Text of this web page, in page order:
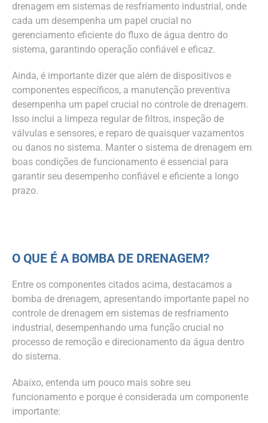
drenagem em sistemas de resfriamento industrial, onde
cada um desempenha um papel crucial no
gerenciamento eficiente do fluxo de água dentro do
sistema, garantindo operação confiável e eficaz.
Ainda, é importante dizer que além de dispositivos e
componentes específicos, a manutenção preventiva
desempenha um papel crucial no controle de drenagem.
Isso inclui a limpeza regular de filtros, inspeção de
válvulas e sensores, e reparo de quaisquer vazamentos
ou danos no sistema. Manter o sistema de drenagem em
boas condições de funcionamento é essencial para
garantir seu desempenho confiável e eficiente a longo
prazo.
O QUE É A BOMBA DE DRENAGEM?
Entre os componentes citados acima, destacamos a
bomba de drenagem, apresentando importante papel no
controle de drenagem em sistemas de resfriamento
industrial, desempenhando uma função crucial no
processo de remoção e direcionamento da água dentro
do sistema.
Abaixo, entenda um pouco mais sobre seu
funcionamento e porque é considerada um componente
importante: